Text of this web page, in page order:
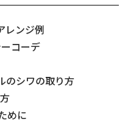
レンジ例
コーデ
のシワの取り方
めに